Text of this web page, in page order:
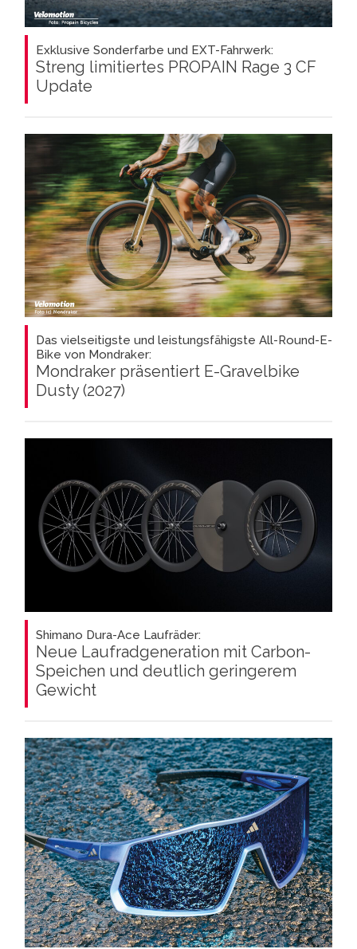
Exklusive Sonderfarbe und EXT-Fahrwerk:
Streng limitiertes PROPAIN Rage 3 CF
Update
Das vielseitigste und leistungsfähigste All-Round-E-
Bike von Mondraker:
Mondraker präsentiert E-Gravelbike
Dusty (2027)
Shimano Dura-Ace Laufräder:
Neue Laufradgeneration mit Carbon-
Speichen und deutlich geringerem
Gewicht